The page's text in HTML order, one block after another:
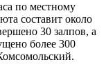
по местному
составит около
30 залпов, а
более 300